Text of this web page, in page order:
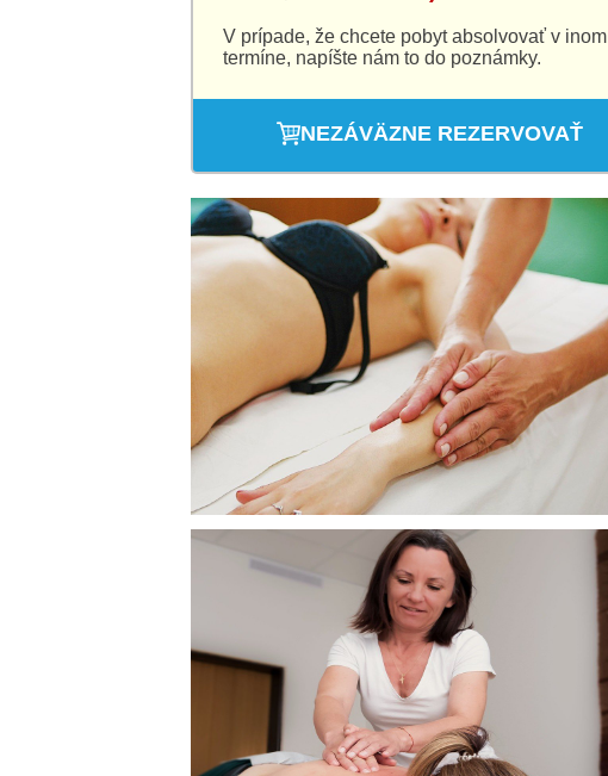
V prípade, že chcete pobyt absolvovať v inom
termíne, napíšte nám to do poznámky.
NEZÁVÄZNE REZERVOVAŤ